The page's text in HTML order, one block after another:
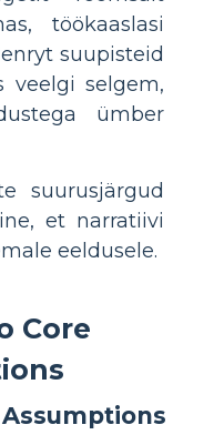
töökaaslasi
suupisteid
veelgi selgem,
ümber
suurusjärgud
et narratiivi
eeldusele.
Core